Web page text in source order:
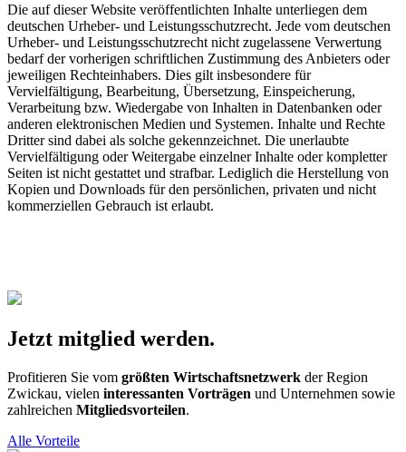
Die auf dieser Website veröffentlichten Inhalte unterliegen dem
deutschen Urheber- und Leistungsschutzrecht. Jede vom deutschen
Urheber- und Leistungsschutzrecht nicht zugelassene Verwertung
bedarf der vorherigen schriftlichen Zustimmung des Anbieters oder
jeweiligen Rechteinhabers. Dies gilt insbesondere für
Vervielfältigung, Bearbeitung, Übersetzung, Einspeicherung,
Verarbeitung bzw. Wiedergabe von Inhalten in Datenbanken oder
anderen elektronischen Medien und Systemen. Inhalte und Rechte
Dritter sind dabei als solche gekennzeichnet. Die unerlaubte
Vervielfältigung oder Weitergabe einzelner Inhalte oder kompletter
Seiten ist nicht gestattet und strafbar. Lediglich die Herstellung von
Kopien und Downloads für den persönlichen, privaten und nicht
kommerziellen Gebrauch ist erlaubt.
Jetzt mitglied werden.
Profitieren Sie vom größten Wirtschaftsnetzwerk der Region
Zwickau, vielen interessanten Vorträgen und Unternehmen sowie
zahlreichen Mitgliedsvorteilen.
Alle Vorteile